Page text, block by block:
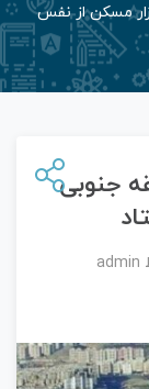
بازار مسکن از نفس
در ۵منطقه جنوبی
admin